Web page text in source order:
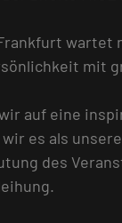
wartet
mit
auf eine
es als
des